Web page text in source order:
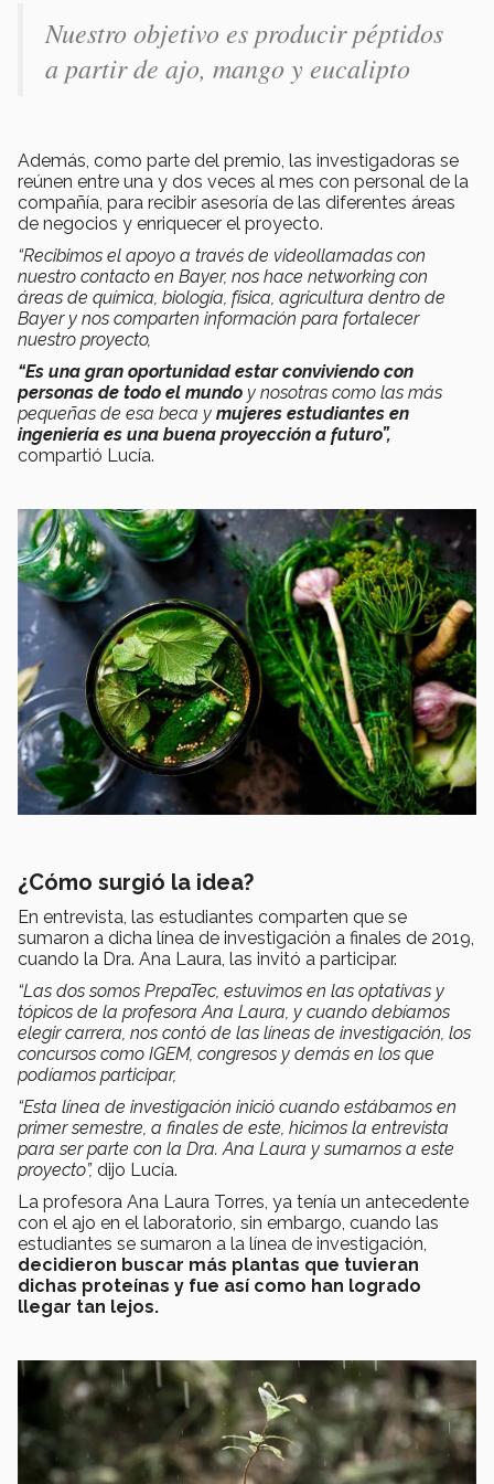
Nuestro objetivo es producir péptidos
a partir de ajo, mango y eucalipto
Además, como parte del premio, las investigadoras se
reúnen entre una y dos veces al mes con personal de la
compañía, para recibir asesoría de las diferentes áreas
de negocios y enriquecer el proyecto.
“Recibimos el apoyo a través de videollamadas con
nuestro contacto en Bayer, nos hace networking con
áreas de química, biología, física, agricultura dentro de
Bayer y nos comparten información para fortalecer
nuestro proyecto,
“Es una gran oportunidad estar conviviendo con
personas de todo el mundo y nosotras como las más
pequeñas de esa beca y mujeres estudiantes en
ingeniería es una buena proyección a futuro”,
compartió Lucía.
¿Cómo surgió la idea?
En entrevista, las estudiantes comparten que se
sumaron a dicha línea de investigación a finales de 2019,
cuando la Dra. Ana Laura, las invitó a participar.
“Las dos somos PrepaTec, estuvimos en las optativas y
tópicos de la profesora Ana Laura, y cuando debíamos
elegir carrera, nos contó de las líneas de investigación, los
concursos como IGEM, congresos y demás en los que
podíamos participar,
“Esta línea de investigación inició cuando estábamos en
primer semestre, a finales de este, hicimos la entrevista
para ser parte con la Dra. Ana Laura y sumarnos a este
proyecto”, dijo Lucía.
La profesora Ana Laura Torres, ya tenía un antecedente
con el ajo en el laboratorio, sin embargo, cuando las
estudiantes se sumaron a la línea de investigación,
decidieron buscar más plantas que tuvieran
dichas proteínas y fue así como han logrado
llegar tan lejos.